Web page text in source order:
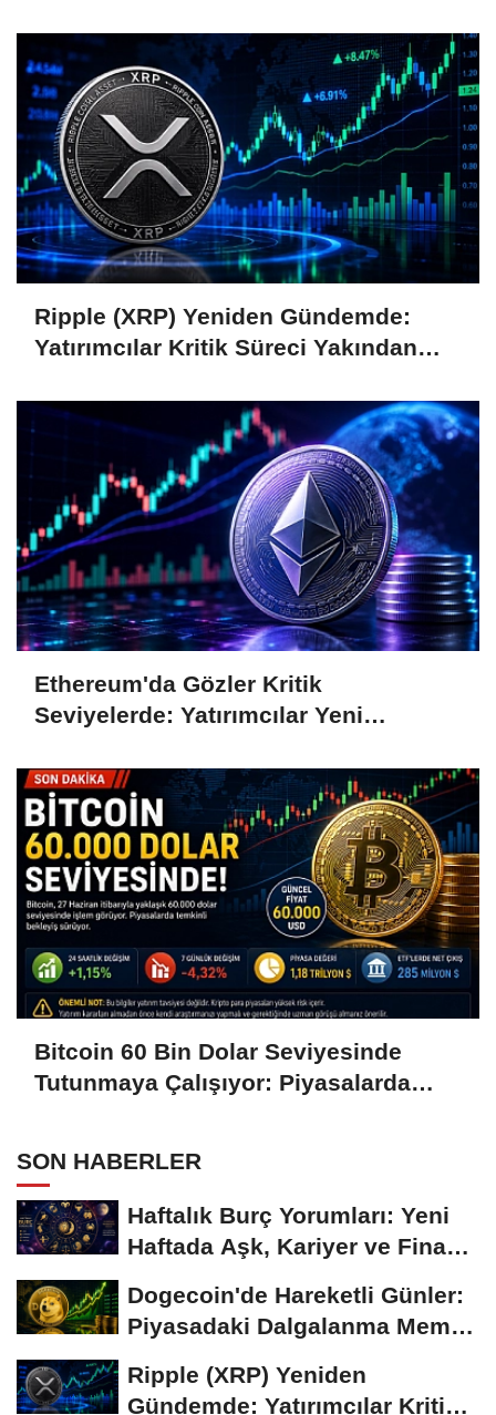
Ripple (XRP) Yeniden Gündemde:
Yatırımcılar Kritik Süreci Yakından
Ethereum'da Gözler Kritik
Seviyelerde: Yatırımcılar Yeni
Bitcoin 60 Bin Dolar Seviyesinde
Tutunmaya Çalışıyor: Piyasalarda
SON HABERLER
Haftalık Burç Yorumları: Yeni
Haftada Aşk, Kariyer ve Finans
Dogecoin'de Hareketli Günler:
Piyasadaki Dalgalanma Meme
Ripple (XRP) Yeniden
Gündemde: Yatırımcılar Kritik